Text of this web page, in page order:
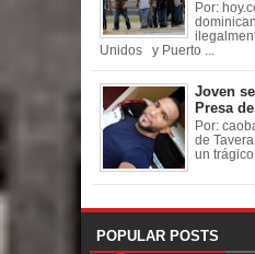
Por:
Unidos y Puerto ...
Joven
Presa
Por:
de
un trágico
POPULAR POSTS